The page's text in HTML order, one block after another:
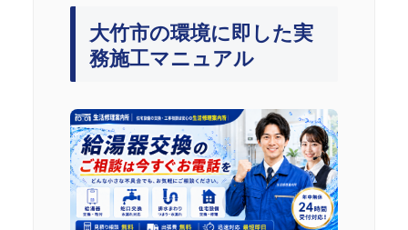
大竹市の環境に即した実
務施工マニュアル